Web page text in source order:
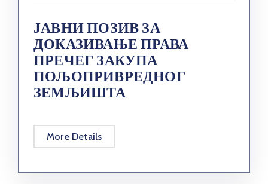
ЈАВНИ ПОЗИВ ЗА
ДОКАЗИВАЊЕ ПРАВА
ПРЕЧЕГ ЗАКУПА
ПОЉОПРИВРЕДНОГ
ЗЕМЉИШТА
More Details